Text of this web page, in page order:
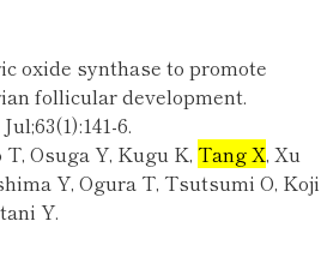
oxide synthase to promote
follicular development.
6.
Osuga Y, Kugu K, Tang X, Xu
Y, Ogura T, Tsutsumi O, Koji
Y.